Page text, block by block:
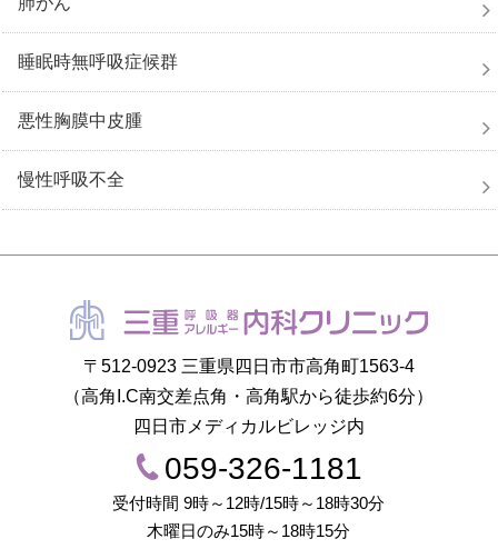
睡眠時無呼吸症候群
悪性胸膜中皮腫
慢性呼吸不全
〒512-0923 三重県四日市市高角町1563-4
（高角I.C南交差点角・高角駅から徒歩約6分）
四日市メディカルビレッジ内
059-326-1181
受付時間 9時～12時/15時～18時30分
木曜日のみ15時～18時15分